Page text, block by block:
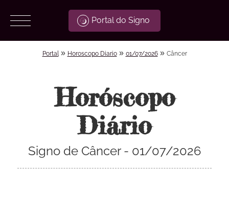
Portal do Signo
Portal » Horoscopo Diario» 01/07/2026» Câncer
Horóscopo
Diário
Signo de Câncer - 01/07/2026